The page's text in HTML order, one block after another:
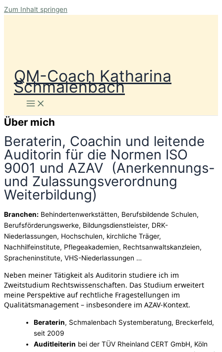
Zum Inhalt springen
QM-Coach Katharina
Schmalenbach
Über mich
Beraterin, Coachin und leitende
Auditorin für die Normen ISO
9001 und AZAV (Anerkennungs-
und Zulassungsverordnung
Weiterbildung)
Branchen: Behindertenwerkstätten, Berufsbildende Schulen,
Berufsförderungswerke, Bildungsdienstleister, DRK-
Niederlassungen, Hochschulen, kirchliche Träger,
Nachhilfeinstitute, Pflegeakademien, Rechtsanwaltskanzleien,
Spracheninstitute, VHS-Niederlassungen …
Neben meiner Tätigkeit als Auditorin studiere ich im
Zweitstudium Rechtswissenschaften. Das Studium erweitert
meine Perspektive auf rechtliche Fragestellungen im
Qualitätsmanagement – insbesondere im AZAV-Kontext.
Beraterin, Schmalenbach Systemberatung, Breckerfeld,
seit 2009
Auditleiterin bei der TÜV Rheinland CERT GmbH, Köln